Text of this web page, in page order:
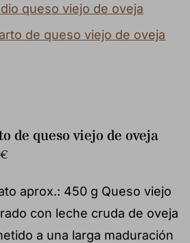
queso viejo de oveja
de queso viejo de oveja
de queso viejo de oveja
€
aprox.: 450 g Queso viejo
con leche cruda de oveja
a una larga maduración